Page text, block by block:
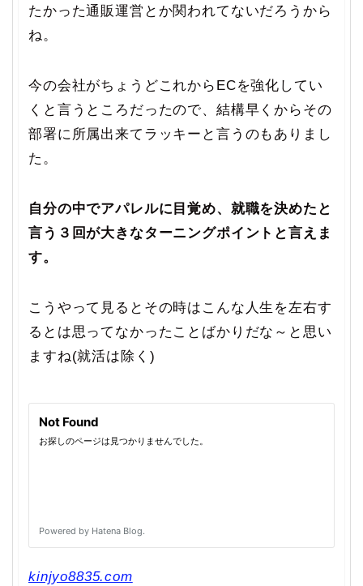
たかった通販運営とか関われてないだろうから
ね。
今の会社がちょうどこれからECを強化してい
くと言うところだったので、結構早くからその
部署に所属出来てラッキーと言うのもありまし
た。
自分の中でアパレルに目覚め、就職を決めたと
言う３回が大きなターニングポイントと言えま
す。
こうやって見るとその時はこんな人生を左右す
るとは思ってなかったことばかりだな～と思い
ますね(就活は除く)
kinjyo8835.com